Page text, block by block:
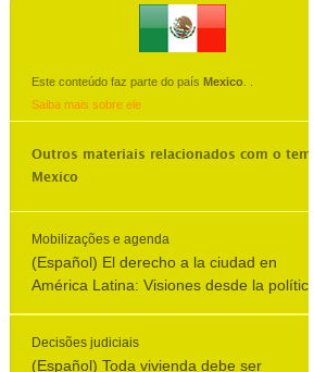
Este conteúdo faz parte do país Mexico
Saiba mais sobre ele
Outros materiais relacionados com o tema
Mexico
Mobilizações e agenda
(Español) El derecho a la ciudad en
América Latina: Visiones desde la política
Decisões judiciais
(Español) Toda vivienda debe ser